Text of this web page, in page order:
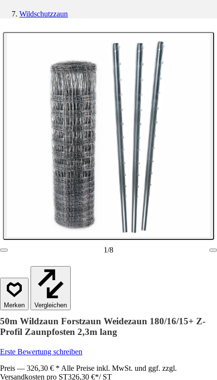
Wildschutzzaun
1/8
Vergleichen
50m Wildzaun Forstzaun Weidezaun 180/16/15+ Z-
Profil Zaunpfosten 2,3m lang
Erste Bewertung schreiben
Preis — 326,30 € * Alle Preise inkl. MwSt. und ggf. zzgl.
Versandkosten pro ST326,30 €*/ ST